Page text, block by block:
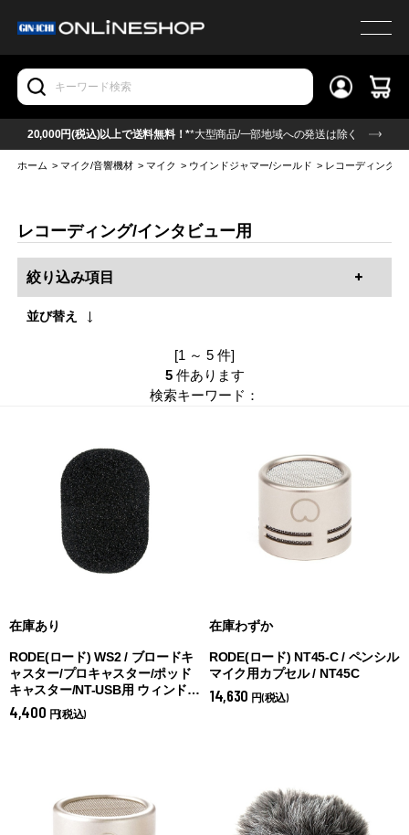
20,000円(税込)以上で送料無料！**大型商品/一部地域への発送は除く
ホーム >マイク/音響機材 >マイク > ウインドジャマー/シールド > レコーディング/
レコーディング/インタビュー用
絞り込み項目
並び替え
[1 ～ 5 件]
5 件あります
検索キーワード：
在庫あり
RODE(ロード) WS2 / ブロードキ
ャスター/プロキャスター/ポッド
キャスター/NT-USB用 ウィンドシ
ールド WS2
4,400 円(税込)
在庫わずか
RODE(ロード) NT45-C / ペンシル
マイク用カプセル / NT45C
14,630 円(税込)